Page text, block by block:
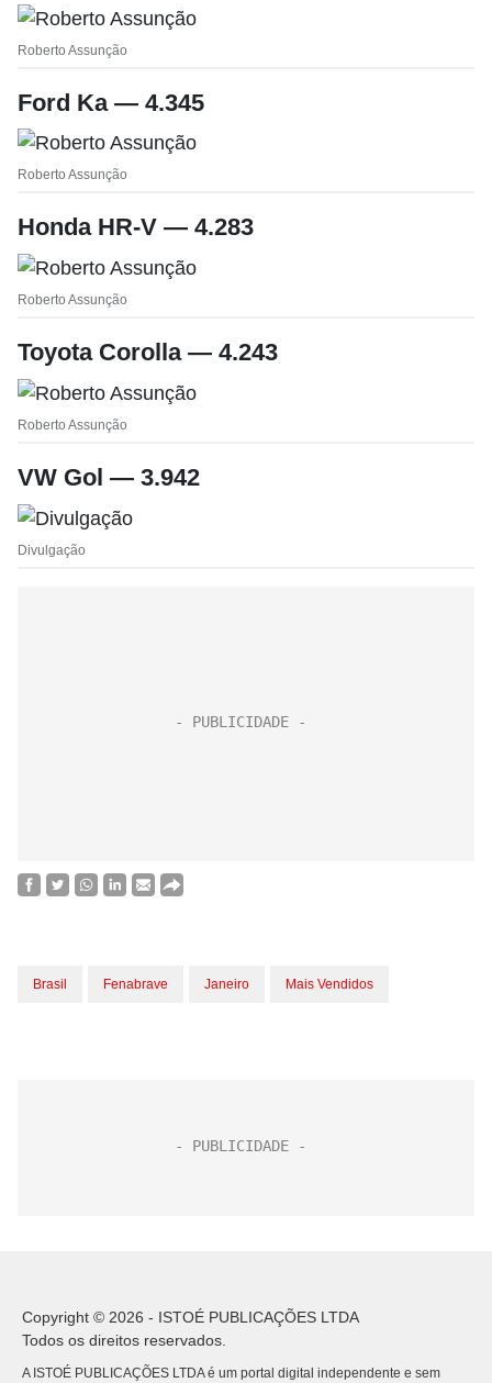
Roberto Assunção
Ford Ka — 4.345
Roberto Assunção
Honda HR-V — 4.283
Roberto Assunção
Toyota Corolla — 4.243
Roberto Assunção
VW Gol — 3.942
Divulgação
Brasil Fenabrave Janeiro Mais Vendidos
Copyright © 2026 - ISTOÉ PUBLICAÇÕES LTDA
Todos os direitos reservados.
A ISTOÉ PUBLICAÇÕES LTDA é um portal digital independente e sem